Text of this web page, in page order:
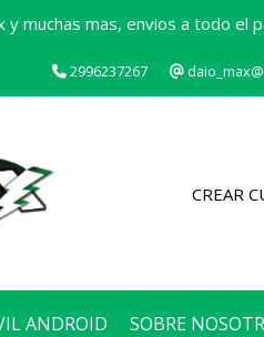
y muchas mas, envios a todo el
2996237267
CREAR
ANDROID SOBRE